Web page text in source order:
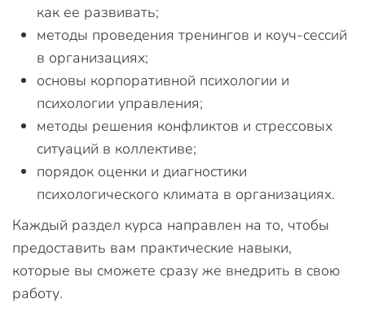
как ее развивать;
методы проведения тренингов и коуч-сессий
в организациях;
основы корпоративной психологии и
психологии управления;
методы решения конфликтов и стрессовых
ситуаций в коллективе;
порядок оценки и диагностики
психологического климата в организациях.
Каждый раздел курса направлен на то, чтобы
предоставить вам практические навыки,
которые вы сможете сразу же внедрить в свою
работу.